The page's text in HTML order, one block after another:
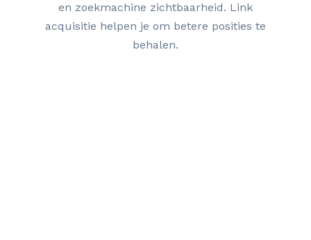
en zoekmachine zichtbaarheid. Link
acquisitie helpen je om betere posities te
behalen.